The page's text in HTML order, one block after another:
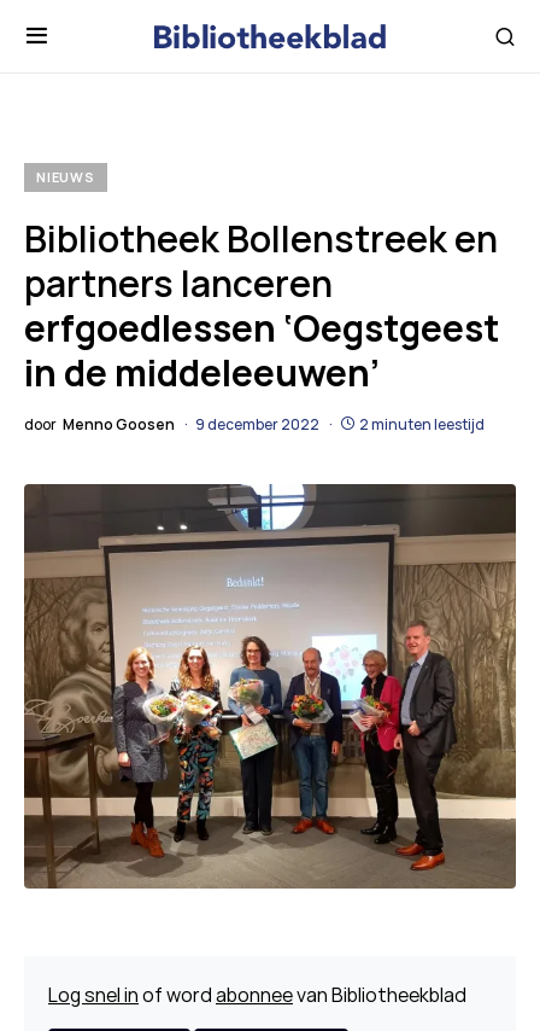
NIEUWS
Bibliotheek Bollenstreek en
partners lanceren
erfgoedlessen ‘Oegstgeest
in de middeleeuwen’
door Menno Goosen 9 december 2022 2 minuten leestijd
Log snel inof wordabonneevan Bibliotheekblad